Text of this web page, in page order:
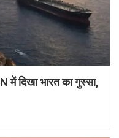
में दिखा भारत का गुस्सा,